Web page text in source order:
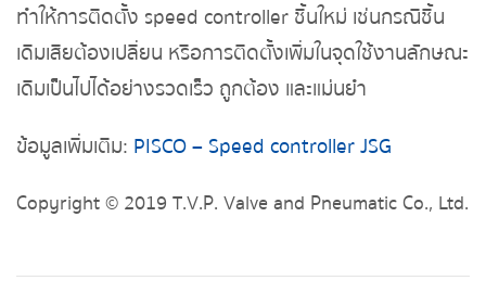
ทำให้การติดตั้ง speed controller ชิ้นใหม่ เช่นกรณีชิ้น
เดิมเสียต้องเปลี่ยน หรือการติดตั้งเพิ่มในจุดใช้งานลักษณะ
เดิมเป็นไปได้อย่างรวดเร็ว ถูกต้อง และแม่นยำ
ข้อมูลเพิ่มเติม: PISCO – Speed controller JSG
Copyright © 2019 T.V.P. Valve and Pneumatic Co., Ltd.